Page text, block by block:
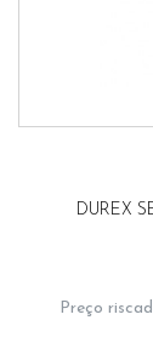
DUREX
Preço